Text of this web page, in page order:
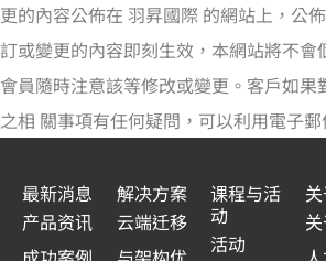
更的內容公佈在 羽昇國際 的網站上，公
訂或變更的內容即刻生效，本網站將不會
會員隨時注意該等修改或變更。客戶如果
之相 關事項有任何疑問，可以利用電子郵
最新消息
产品资讯
解决方案
云端迁移
课程与活
动
活动